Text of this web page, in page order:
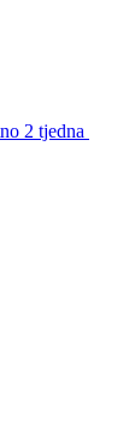
2 tjedna